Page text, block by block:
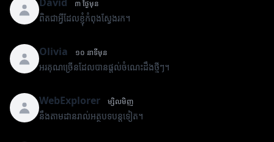
៣ ថ្ងៃមុន
ពិតជាអ្វីដែលខ្ញុំកំពុងស្វែងរក។
Olivia ១០ នាទីមុន
អរគុណច្រើនដែលបានផ្តល់ចំណេះដឹងថ្មីៗ។
WebExplorer ម្សិលមិញ
នឹងតាមដានរាល់អត្ថបទបន្តទៀត។